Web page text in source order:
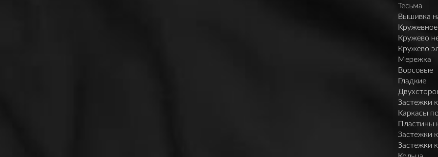
Тесьма
Вышивка
Кружево
Кружево
Мережка
Ворсовые
Гладкие
Застежки
Каркасы
Пластины
Застежки
Застежки